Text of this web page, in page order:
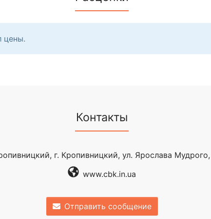
цены.
Контакты
г. Кропивницкий, ул. Ярослава
www.cbk.in.ua
Отправить сообщение